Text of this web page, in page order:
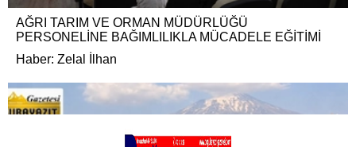
AĞRI TARIM VE ORMAN MÜDÜRLÜĞÜ
PERSONELİNE BAĞIMLILIKLA MÜCADELE EĞİTİMİ
Haber: Zelal İlhan